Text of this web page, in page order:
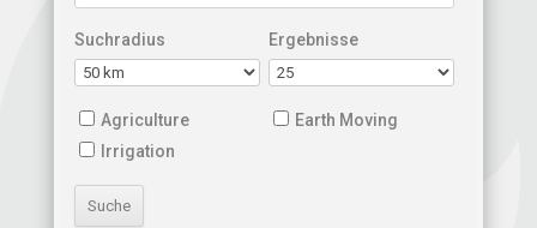
Suchradius Ergebnisse
Agriculture
Earth Moving
Irrigation